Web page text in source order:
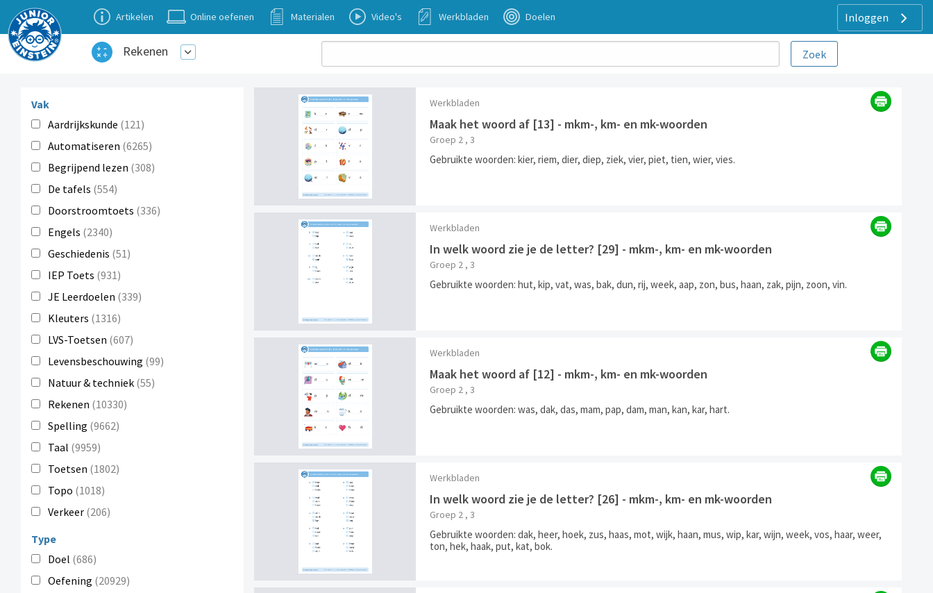
Inloggen
Artikelen Online oefenen Materialen Video's Werkbladen Doelen
Rekenen
Vak
Aardrijkskunde (121)
Automatiseren (6265)
Begrijpend lezen (308)
De tafels (554)
Doorstroomtoets (336)
Engels (2340)
Geschiedenis (51)
IEP Toets (931)
JE Leerdoelen (339)
Kleuters (1316)
LVS-Toetsen (607)
Levensbeschouwing (99)
Natuur & techniek (55)
Rekenen (10330)
Spelling (9662)
Taal (9959)
Toetsen (1802)
Topo (1018)
Verkeer (206)
Type
Doel (686)
Oefening (20929)
Werkbladen
Maak het woord af [13] - mkm-, km- en mk-woorden
Groep 2 , 3
Gebruikte woorden: kier, riem, dier, diep, ziek, vier, piet, tien, wier, vies.
Werkbladen
In welk woord zie je de letter? [29] - mkm-, km- en mk-woorden
Groep 2 , 3
Gebruikte woorden: hut, kip, vat, was, bak, dun, rij, week, aap, zon, bus, haan, zak, pijn, zoon, vin.
Werkbladen
Maak het woord af [12] - mkm-, km- en mk-woorden
Groep 2 , 3
Gebruikte woorden: was, dak, das, mam, pap, dam, man, kan, kar, hart.
Werkbladen
In welk woord zie je de letter? [26] - mkm-, km- en mk-woorden
Groep 2 , 3
Gebruikte woorden: dak, heer, hoek, zus, haas, mot, wijk, haan, mus, wip, kar, wijn, week, vos, haar, weer,
ton, hek, haak, put, kat, bok.